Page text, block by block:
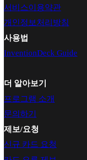
서비스이용약관
개인정보처리방침
사용법
InventionDeck Guide
더 알아보기
프로그램 소개
문의하기
제보/요청
신규 카드 요청